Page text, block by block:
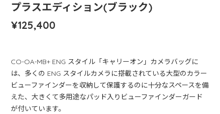
プラスエディション(ブラック)
¥125,400
CO-OA-MB+ ENG スタイル「キャリーオン」カメラバッグに
は、多くの ENG スタイルカメラに搭載されている大型のカラー
ビューファインダーを収納して保護するのに十分なスペースを備
えた、大きくて多用途なパッド入りビューファインダーガード
が付いています。